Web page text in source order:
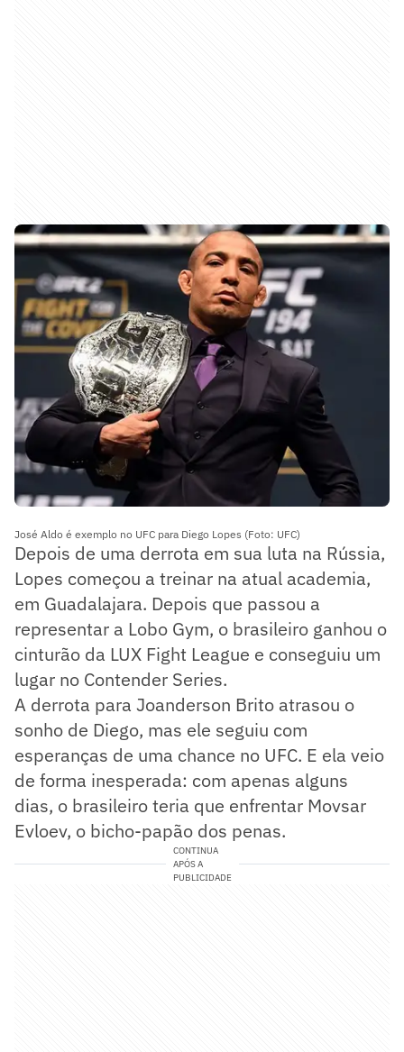
José Aldo é exemplo no UFC para Diego Lopes (Foto: UFC)
Depois de uma derrota em sua luta na Rússia,
Lopes começou a treinar na atual academia,
em Guadalajara. Depois que passou a
representar a Lobo Gym, o brasileiro ganhou o
cinturão da LUX Fight League e conseguiu um
lugar no Contender Series.
A derrota para Joanderson Brito atrasou o
sonho de Diego, mas ele seguiu com
esperanças de uma chance no UFC. E ela veio
de forma inesperada: com apenas alguns
dias, o brasileiro teria que enfrentar Movsar
Evloev, o bicho-papão dos penas.
CONTINUA
APÓS A
PUBLICIDADE